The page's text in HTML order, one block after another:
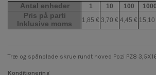
Antal enheder 1 10 100 1000
Pris på parti
Inklusive moms
1,85 € 3,70 € 4,45 € 15,10
Træ og spånplade skrue rundt hoved Pozi PZ8
Konditionering